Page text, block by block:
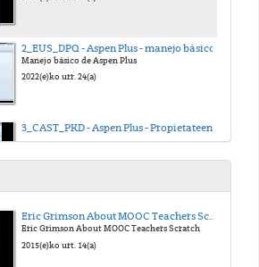
2_EUS_DPQ - Aspen Plus - manejo básico
Manejo básico de Aspen Plus
2022(e)ko urr. 24(a)
Eric Grimson About MOOC Teachers Scratch
Eric Grimson About MOOC Teachers Scratch
2015(e)ko urt. 14(a)